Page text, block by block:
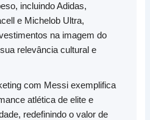
incluindo Adidas,
e Michelob Ultra,
na imagem do
relevância cultural e
com Messi exemplifica
atlética de elite e
redefinindo o valor de